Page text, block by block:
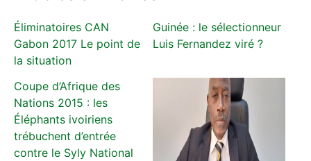
Éliminatoires CAN
Gabon 2017 Le point de
la situation
Guinée : le sélectionneur
Luis Fernandez viré ?
Coupe d’Afrique des
Nations 2015 : les
Éléphants ivoiriens
trébuchent d’entrée
contre le Syly National